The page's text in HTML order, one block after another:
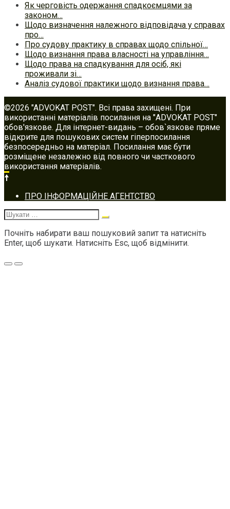
Як черговість одержання спадкоємцями за
законом…
Щодо визначення належного відповідача у справах
про…
Про судову практику в справах щодо спільної…
Щодо визнання права власності на управління…
Щодо права на спадкування для осіб, які
проживали зі…
Аналіз судової практики щодо визнання права…
©2026 "ADVOKAT POST". Всі права захищені. При
використанні матеріалів посилання на "ADVOKAT POST"
обов'язкове. Для інтернет-видань – обов`язкове пряме
відкрите для пошукових систем гіперпосилання
безпосередньо на матеріал. Посилання має бути
розміщене незалежно від повного чи часткового
використання матеріалів.
Footer
navigation
ПРО ІНФОРМАЦІЙНЕ АГЕНТСТВО
Шукати:
Почніть набирати ваш пошуковий запит та натисніть
Enter, щоб шукати. Натисніть Esc, щоб відмінити.
Меню